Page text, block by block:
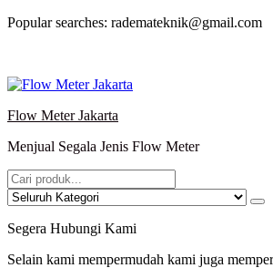
Lompat
Popular searches: rademateknik@gmail.com
Flow Meter Jakarta
Menjual Segala Jenis Flow Meter
Segera Hubungi Kami
Selain kami mempermudah kami juga